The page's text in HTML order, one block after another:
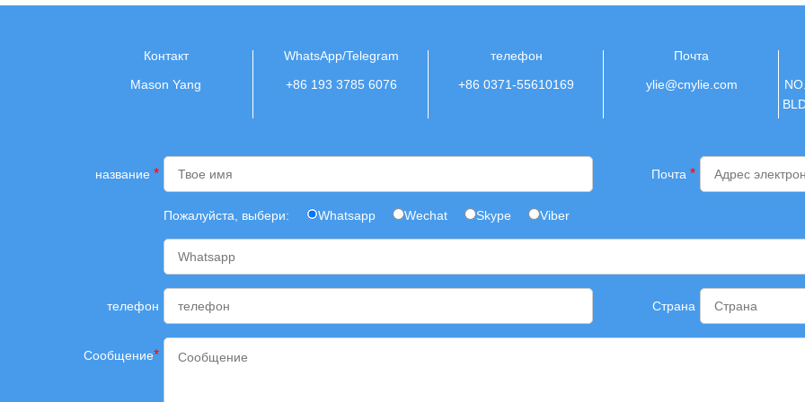
Контакт
Mason Yang
WhatsApp/Telegram
+86 193 3785 6076
телефон
+86 0371-55610169
Почта
ylie@cnylie.com
название * Почта *
Пожалуйста, выбери: Whatsapp Wechat Skype Viber
телефон Страна
Сообщение*